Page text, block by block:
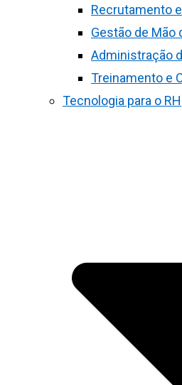
Recrutamento
Gestão de Mão
Administração
Treinamento e
Tecnologia para o RH